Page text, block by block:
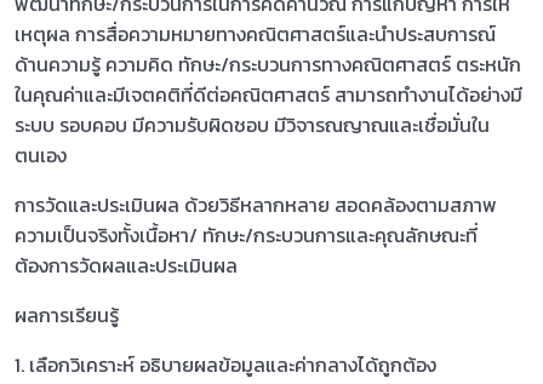
เหตุผล การสื่อความหมายทางคณิตศาสตร์และนำประสบการณ์
ด้านความรู้ ความคิด ทักษะ/กระบวนการทางคณิตศาสตร์ ตระหนัก
ในคุณค่าและมีเจตคติที่ดีต่อคณิตศาสตร์ สามารถทำงานได้อย่างมี
ระบบ รอบคอบ มีความรับผิดชอบ มีวิจารณญาณและเชื่อมั่นใน
ตนเอง
การวัดและประเมินผล ด้วยวิธีหลากหลาย สอดคล้องตามสภาพ
ความเป็นจริงทั้งเนื้อหา/ ทักษะ/กระบวนการและคุณลักษณะที่
ต้องการวัดผลและประเมินผล
ผลการเรียนรู้
1. เลือกวิเคราะห์ อธิบายผลข้อมูลและค่ากลางได้ถูกต้อง